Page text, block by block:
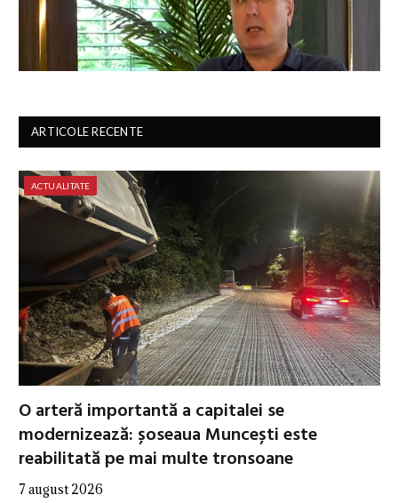
ARTICOLE RECENTE
ACTUALITATE
O arteră importantă a capitalei se
modernizează: șoseaua Muncești este
reabilitată pe mai multe tronsoane
7 august 2026